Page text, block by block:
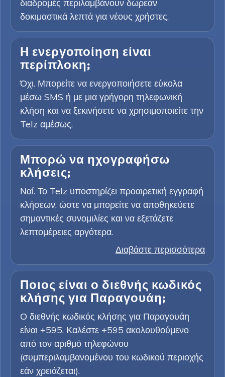
διαδρομές περιλαμβάνουν δωρεάν
δοκιμαστικά λεπτά για νέους χρήστες.
Η ενεργοποίηση είναι
περίπλοκη;
Όχι. Μπορείτε να ενεργοποιήσετε εύκολα
μέσω SMS ή με μια γρήγορη τηλεφωνική
κλήση και να ξεκινήσετε να χρησιμοποιείτε την
Telz αμέσως.
Μπορώ να ηχογραφήσω
κλήσεις;
Ναί. Το Telz υποστηρίζει προαιρετική εγγραφή
κλήσεων, ώστε να μπορείτε να αποθηκεύετε
σημαντικές συνομιλίες και να εξετάζετε
λεπτομέρειες αργότερα.
Διαβάστε περισσότερα
Ποιος είναι ο διεθνής κωδικός
κλήσης για Παραγουάη;
Ο διεθνής κωδικός κλήσης για Παραγουάη
είναι +595. Καλέστε +595 ακολουθούμενο
από τον αριθμό τηλεφώνου
(συμπεριλαμβανομένου του κωδικού περιοχής
εάν χρειάζεται).